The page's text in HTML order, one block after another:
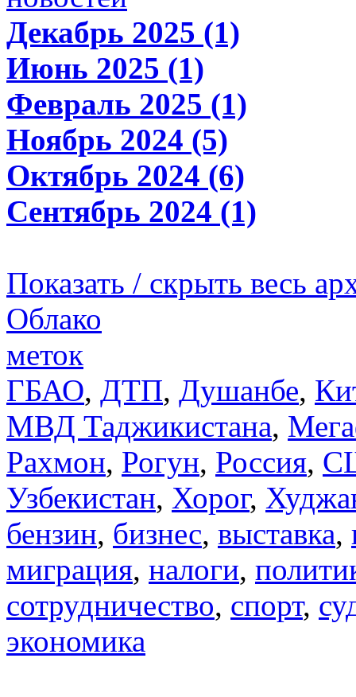
Декабрь 2025 (1)
Июнь 2025 (1)
Февраль 2025 (1)
Ноябрь 2024 (5)
Октябрь 2024 (6)
Сентябрь 2024 (1)
Показать / скрыть весь
Облако
меток
ГБАО, ДТП, Душанбе,
МВД Таджикистана,
Рахмон, Рогун, Россия,
Узбекистан, Хорог,
бензин, бизнес, выставка,
миграция, налоги,
сотрудничество, спорт,
экономика